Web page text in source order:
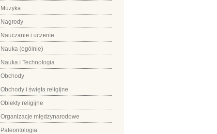
Muzyka
Nagrody
Nauczanie i uczenie
Nauka (ogólnie)
Nauka i Technologia
Obchody
Obchody i święta religijne
Obiekty religijne
Organizacje międzynarodowe
Paleontologia